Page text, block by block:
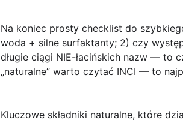
Na koniec prosty checklist do
woda + silne surfaktanty; 2) czy
długie ciągi NIE-łacińskich nazw — to
„naturalne” warto czytać INCI — to
Kluczowe składniki naturalne, które